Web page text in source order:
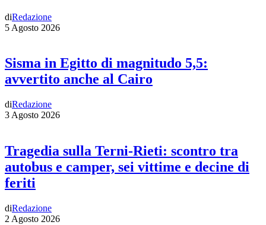
diRedazione
5 Agosto 2026
Sisma in Egitto di magnitudo 5,5:
avvertito anche al Cairo
diRedazione
3 Agosto 2026
Tragedia sulla Terni-Rieti: scontro tra
autobus e camper, sei vittime e decine di
feriti
diRedazione
2 Agosto 2026